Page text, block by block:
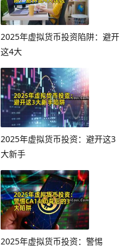
2025年虚拟货币投资陷阱：避开
这4大
2025年虚拟货币投资：避开这3
大新手
2025年虚拟货币投资：警惕